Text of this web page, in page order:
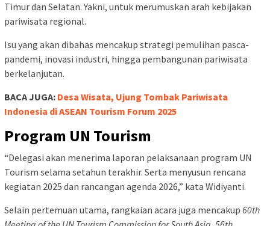
Timur dan Selatan. Yakni, untuk merumuskan arah kebijakan
pariwisata regional.
Isu yang akan dibahas mencakup strategi pemulihan pasca-
pandemi, inovasi industri, hingga pembangunan pariwisata
berkelanjutan.
BACA JUGA: Desa Wisata, Ujung Tombak Pariwisata
Indonesia di ASEAN Tourism Forum 2025
Program UN Tourism
“Delegasi akan menerima laporan pelaksanaan program UN
Tourism selama setahun terakhir. Serta menyusun rencana
kegiatan 2025 dan rancangan agenda 2026,” kata Widiyanti.
Selain pertemuan utama, rangkaian acara juga mencakup 60th